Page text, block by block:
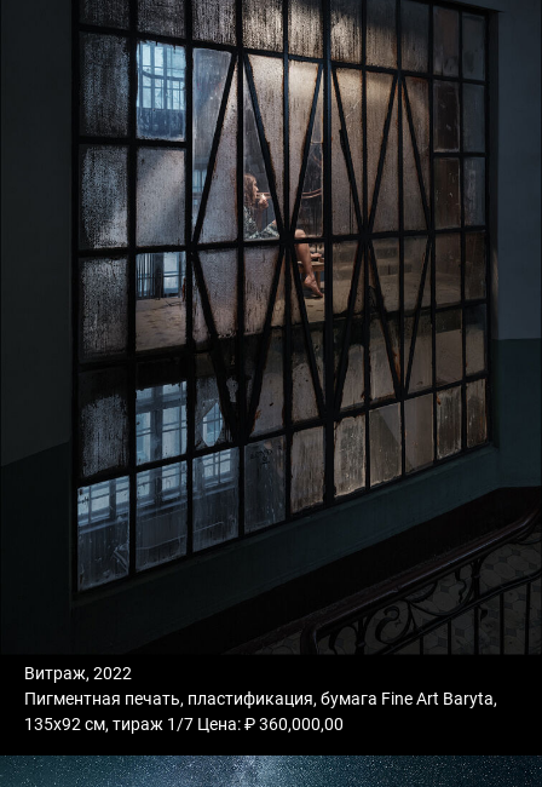
Витраж, 2022
Пигментная печать, пластификация, бумага Fine Art Baryta,
135х92 см, тираж 1/7 Цена: ₽ 360,000,00